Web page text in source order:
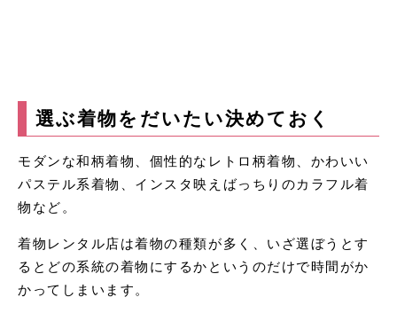
選ぶ着物をだいたい決めておく
モダンな和柄着物、個性的なレトロ柄着物、かわいい
パステル系着物、インスタ映えばっちりのカラフル着
物など。
着物レンタル店は着物の種類が多く、いざ選ぼうとす
るとどの系統の着物にするかというのだけで時間がか
かってしまいます。